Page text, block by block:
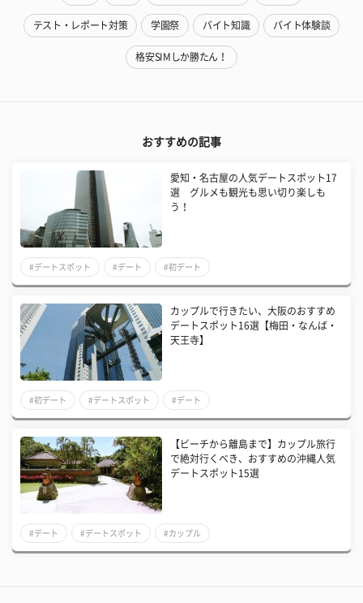
テスト・レポート対策 学園祭 バイト知識 バイト体験談
格安SIMしか勝たん！
おすすめの記事
愛知・名古屋の人気デートスポット17
選 グルメも観光も思い切り楽しも
う！
#デートスポット #デート #初デート
カップルで行きたい、大阪のおすすめ
デートスポット16選【梅田・なんば・
天王寺】
#初デート #デートスポット #デート
【ビーチから離島まで】カップル旅行
で絶対行くべき、おすすめの沖縄人気
デートスポット15選
#デート #デートスポット #カップル